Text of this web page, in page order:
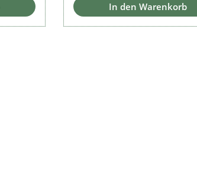
In den Warenkorb